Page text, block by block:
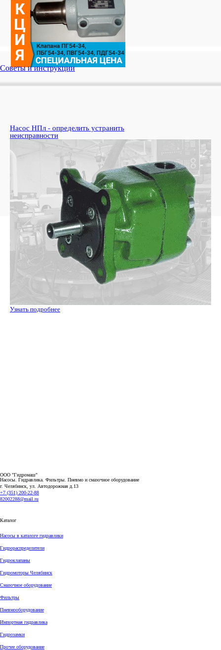
Советы и инструкции
Насос НПл - определить устранить
неисправности
Узнать подробнее
ООО "Гидромаш"
Насосы. Гидравлика. Фильтры. Пневмо и смазочное оборудование
г. Челябинск, ул. Автодорожная д.13
+7 (351) 200-22-88
82002288@mail.ru
Каталог
Насосы в каталоге гидравлики
Гидрораспределители
Гидроклапаны
Гидромоторы Челябинск
Смазочное оборудование
Фильтры
Пневмооборудование
Импортная гидравлика
Гидрозамки
Прочее оборудование